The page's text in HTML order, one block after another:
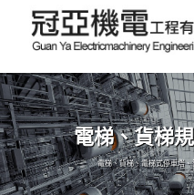
電梯、貨梯
電梯、貨梯、電梯式停車塔